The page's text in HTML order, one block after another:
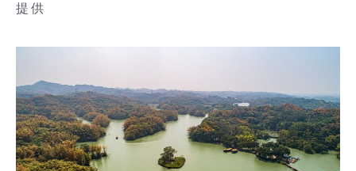
提供